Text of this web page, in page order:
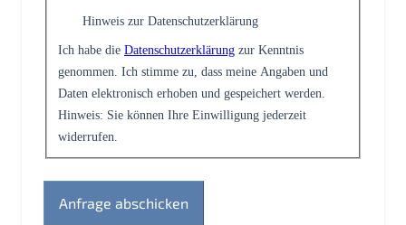
Hinweis zur Datenschutzerklärung
Ich habe die Datenschutzerklärung zur Kenntnis
genommen. Ich stimme zu, dass meine Angaben und
Daten elektronisch erhoben und gespeichert werden.
Hinweis: Sie können Ihre Einwilligung jederzeit
widerrufen.